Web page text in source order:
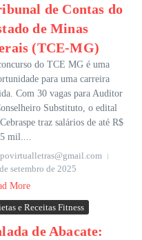
de Contas do
de Minas
(TCE-MG)
do TCE MG é uma
para uma carreira
Com 30 vagas para Auditor
Substituto, o edital
traz salários de até R$
mil....
setembro de 2025
More
e Receitas Fitness
de Abacate: